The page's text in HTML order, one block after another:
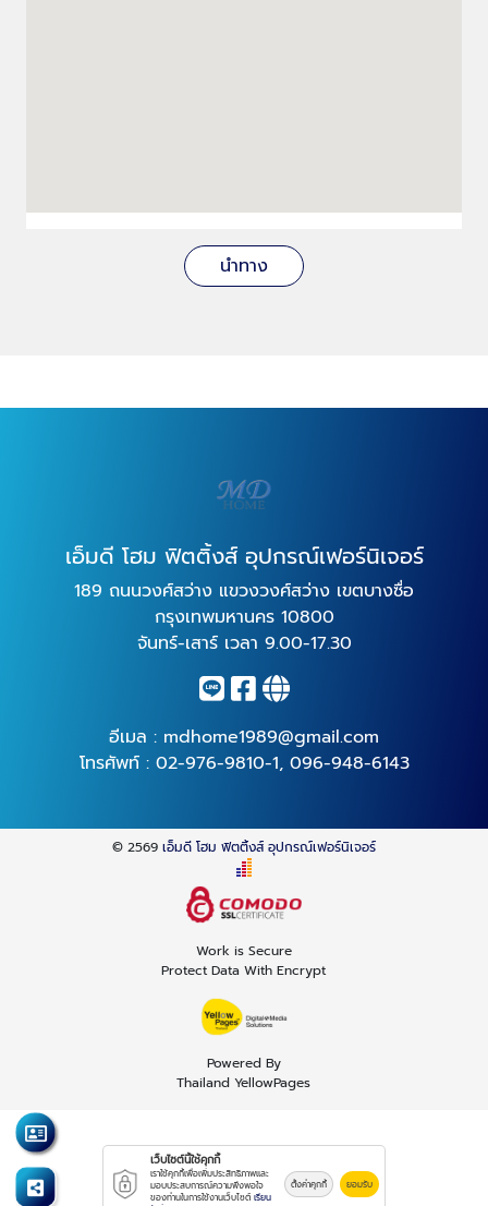
นำทาง
เอ็มดี โฮม ฟิตติ้งส์ อุปกรณ์เฟอร์นิเจอร์
189 ถนนวงศ์สว่าง แขวงวงศ์สว่าง เขตบางซื่อ
กรุงเทพมหานคร 10800
จันทร์-เสาร์ เวลา 9.00-17.30
อีเมล : mdhome1989@gmail.com
โทรศัพท์ : 02-976-9810-1, 096-948-6143
© 2569 เอ็มดี โฮม ฟิตติ้งส์ อุปกรณ์เฟอร์นิเจอร์
Work is Secure
Protect Data With Encrypt
Powered By
Thailand YellowPages
เว็บไซต์นี้ใช้คุกกี้
เราใช้คุกกี้เพื่อเพิ่มประสิทธิภาพและ
มอบประสบการณ์ความพึงพอใจ
ของท่านในการใช้งานเว็บไซต์ เรียน
ตั้งค่าคุกกี้ ยอมรับ